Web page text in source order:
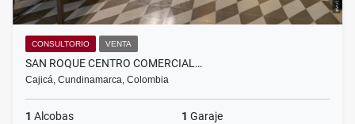
CONSULTORIO VENTA
SAN ROQUE CENTRO COMERCIAL…
Cajicá, Cundinamarca, Colombia
1 Alcobas 1 Garaje